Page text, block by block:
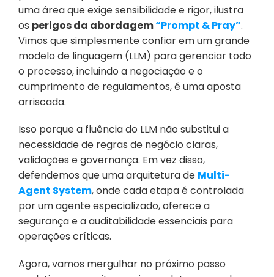
uma área que exige sensibilidade e rigor, ilustra
os perigos da abordagem “Prompt & Pray”.
Vimos que simplesmente confiar em um grande
modelo de linguagem (LLM) para gerenciar todo
o processo, incluindo a negociação e o
cumprimento de regulamentos, é uma aposta
arriscada.
Isso porque a fluência do LLM não substitui a
necessidade de regras de negócio claras,
validações e governança. Em vez disso,
defendemos que uma arquitetura de Multi-
Agent System, onde cada etapa é controlada
por um agente especializado, oferece a
segurança e a auditabilidade essenciais para
operações críticas.
Agora, vamos mergulhar no próximo passo